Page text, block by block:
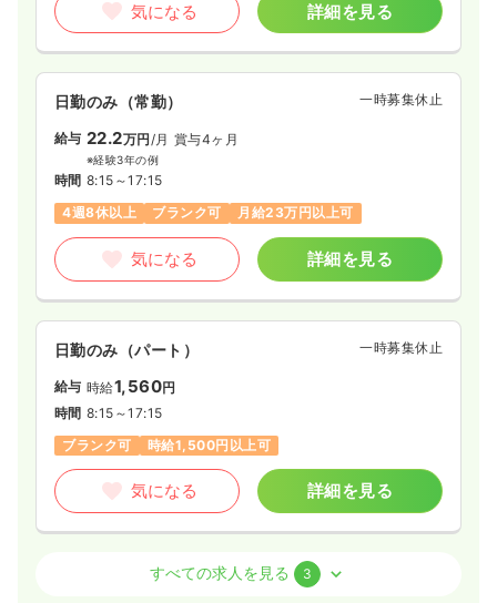
気になる 詳細を見る
日勤のみ（常勤） 一時募集休止
給与 22.2万円/月 賞与4ヶ月
※経験3年の例
時間 8:15～17:15
4週8休以上
ブランク可 月給23万円以上可
気になる 詳細を見る
日勤のみ（パート） 一時募集休止
給与 時給1,560円
時間 8:15～17:15
ブランク可
時給1,500円以上可
気になる 詳細を見る
正看護師
すべての求人を見る 3